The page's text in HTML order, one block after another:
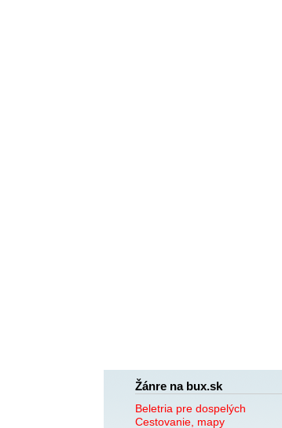
Žánre na bux.sk
Beletria pre dospelých
Cestovanie, mapy